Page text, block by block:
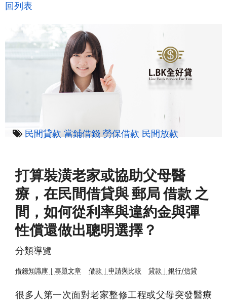
回列表
民間貸款 當鋪借錢 勞保借款 民間放款
打算裝潢老家或協助父母醫
療，在民間借貸與 郵局 借款 之
間，如何從利率與違約金與彈
性償還做出聰明選擇？
分類導覽
借錢知識庫｜專題文章 借款｜申請與比較 貸款｜銀行/信貸
很多人第一次面對老家整修工程或父母突發醫療